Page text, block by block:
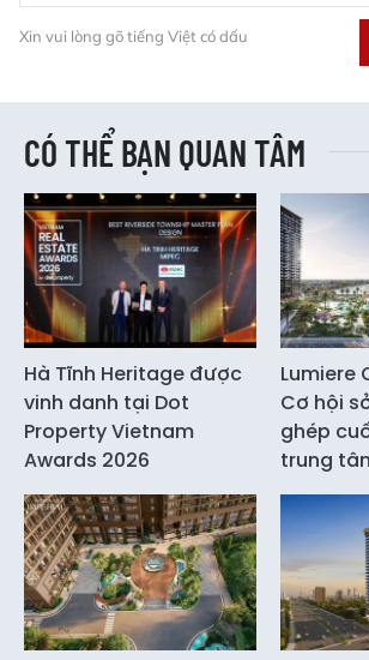
Xin vui lòng gõ tiếng Việt có dấu
CÓ THỂ BẠN QUAN TÂM
Hà Tĩnh Heritage được
vinh danh tại Dot
Property Vietnam
Awards 2026
Lumiere
Cơ hội
ghép
trung